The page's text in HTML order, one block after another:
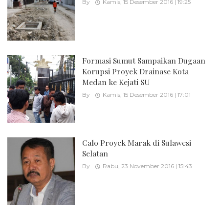
By Kamis, 15 Desember 2016 | 19:25
Formasi Sumut Sampaikan Dugaan
Korupsi Proyek Drainase Kota
Medan ke Kejati SU
By Kamis, 15 Desember 2016 | 17:01
Calo Proyek Marak di Sulawesi
Selatan
By Rabu, 23 November 2016 | 15:43